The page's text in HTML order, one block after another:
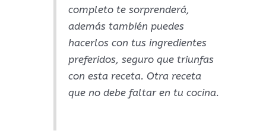
completo te sorprenderá,
además también puedes
hacerlos con tus ingredientes
preferidos, seguro que triunfas
con esta receta. Otra receta
que no debe faltar en tu cocina.